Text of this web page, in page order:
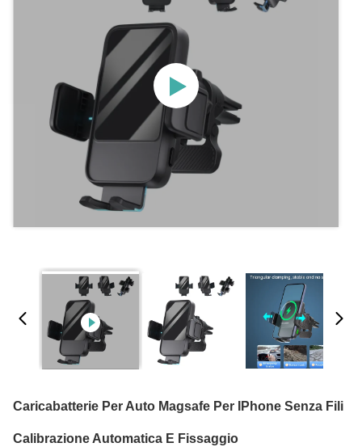
Caricabatterie Per Auto Magsafe Per IPhone Senza Fili
Calibrazione Automatica E Fissaggio